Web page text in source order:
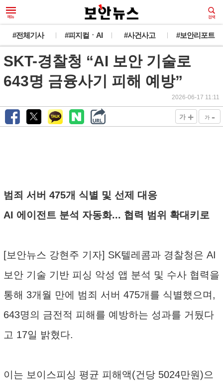
#전체기사 #피지컬ㆍAI #사건사고 #보안리포트
SKT-경찰청 “AI 보안 기술로
643명 금융사기 피해 예방”
2026-06-17 11:11
가 + 가 -
범죄 서버 475개 식별 및 선제 대응
AI 에이전트 분석 자동화... 협력 범위 확대키로
[보안뉴스 강현주 기자] SK텔레콤과 경찰청은 AI
보안 기술 기반 피싱 악성 앱 분석 및 수사 협력을
통해 3개월 만에 범죄 서버 475개를 식별했으며,
643명의 금전적 피해를 예방하는 성과를 거뒀다
고 17일 밝혔다.
이는 보이스피싱 평균 피해액(건당 5024만원)으